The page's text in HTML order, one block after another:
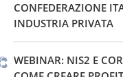
CONFEDERAZIONE
INDUSTRIA PRIVATA
WEBINAR: NIS2 E